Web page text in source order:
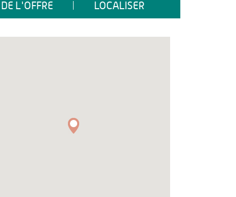
L'OFFRE LOCALISER